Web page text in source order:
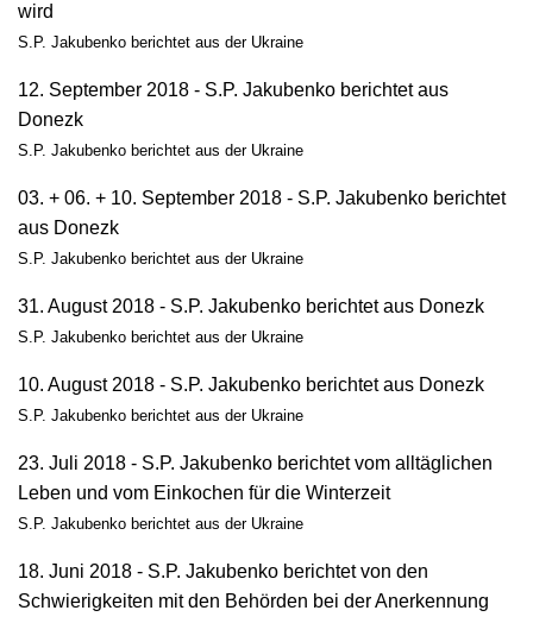
wird
S.P. Jakubenko berichtet aus der Ukraine
12. September 2018 - S.P. Jakubenko berichtet aus
Donezk
S.P. Jakubenko berichtet aus der Ukraine
03. + 06. + 10. September 2018 - S.P. Jakubenko berichtet
aus Donezk
S.P. Jakubenko berichtet aus der Ukraine
31. August 2018 - S.P. Jakubenko berichtet aus Donezk
S.P. Jakubenko berichtet aus der Ukraine
10. August 2018 - S.P. Jakubenko berichtet aus Donezk
S.P. Jakubenko berichtet aus der Ukraine
23. Juli 2018 - S.P. Jakubenko berichtet vom alltäglichen
Leben und vom Einkochen für die Winterzeit
S.P. Jakubenko berichtet aus der Ukraine
18. Juni 2018 - S.P. Jakubenko berichtet von den
Schwierigkeiten mit den Behörden bei der Anerkennung